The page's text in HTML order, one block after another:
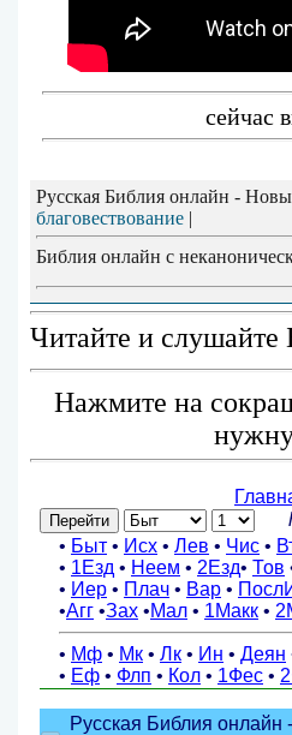
сейчас
Русская Библия онлайн -
благовествование |
Библия онлайн с
Читайте и слушайте
Нажмите на